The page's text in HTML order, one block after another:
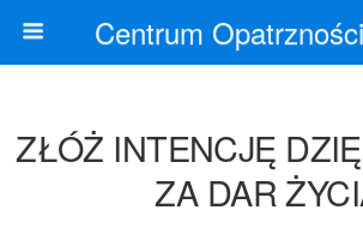
Centrum
ZŁÓŻ INTENCJĘ
ZA DAR